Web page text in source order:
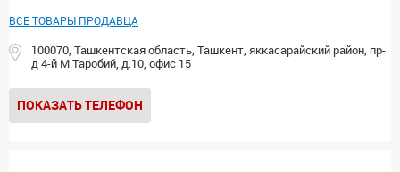
ВСЕ ТОВАРЫ ПРОДАВЦА
100070, Ташкентская область, Ташкент, яккасарайский район, пр-
д 4-й М.Таробий, д.10, офис 15
ПОКАЗАТЬ ТЕЛЕФОН